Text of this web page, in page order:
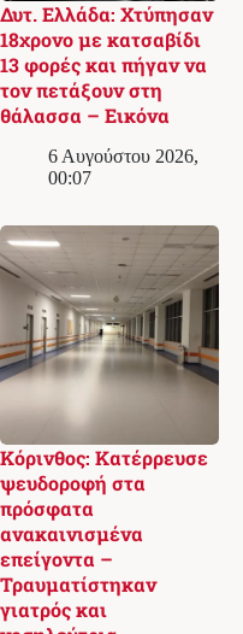
Δυτ. Ελλάδα: Χτύπησαν
18χρονο με κατσαβίδι
13 φορές και πήγαν να
τον πετάξουν στη
θάλασσα – Εικόνα
6 Αυγούστου 2026,
00:07
Κόρινθος: Κατέρρευσε
ψευδοροφή στα
πρόσφατα
ανακαινισμένα
επείγοντα –
Τραυματίστηκαν
γιατρός και